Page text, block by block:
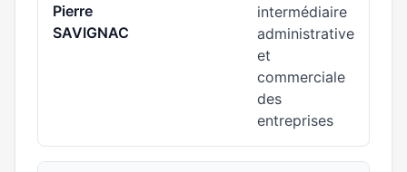
Pierre
SAVIGNAC
intermédiaire
administrative
et
commerciale
des
entreprises